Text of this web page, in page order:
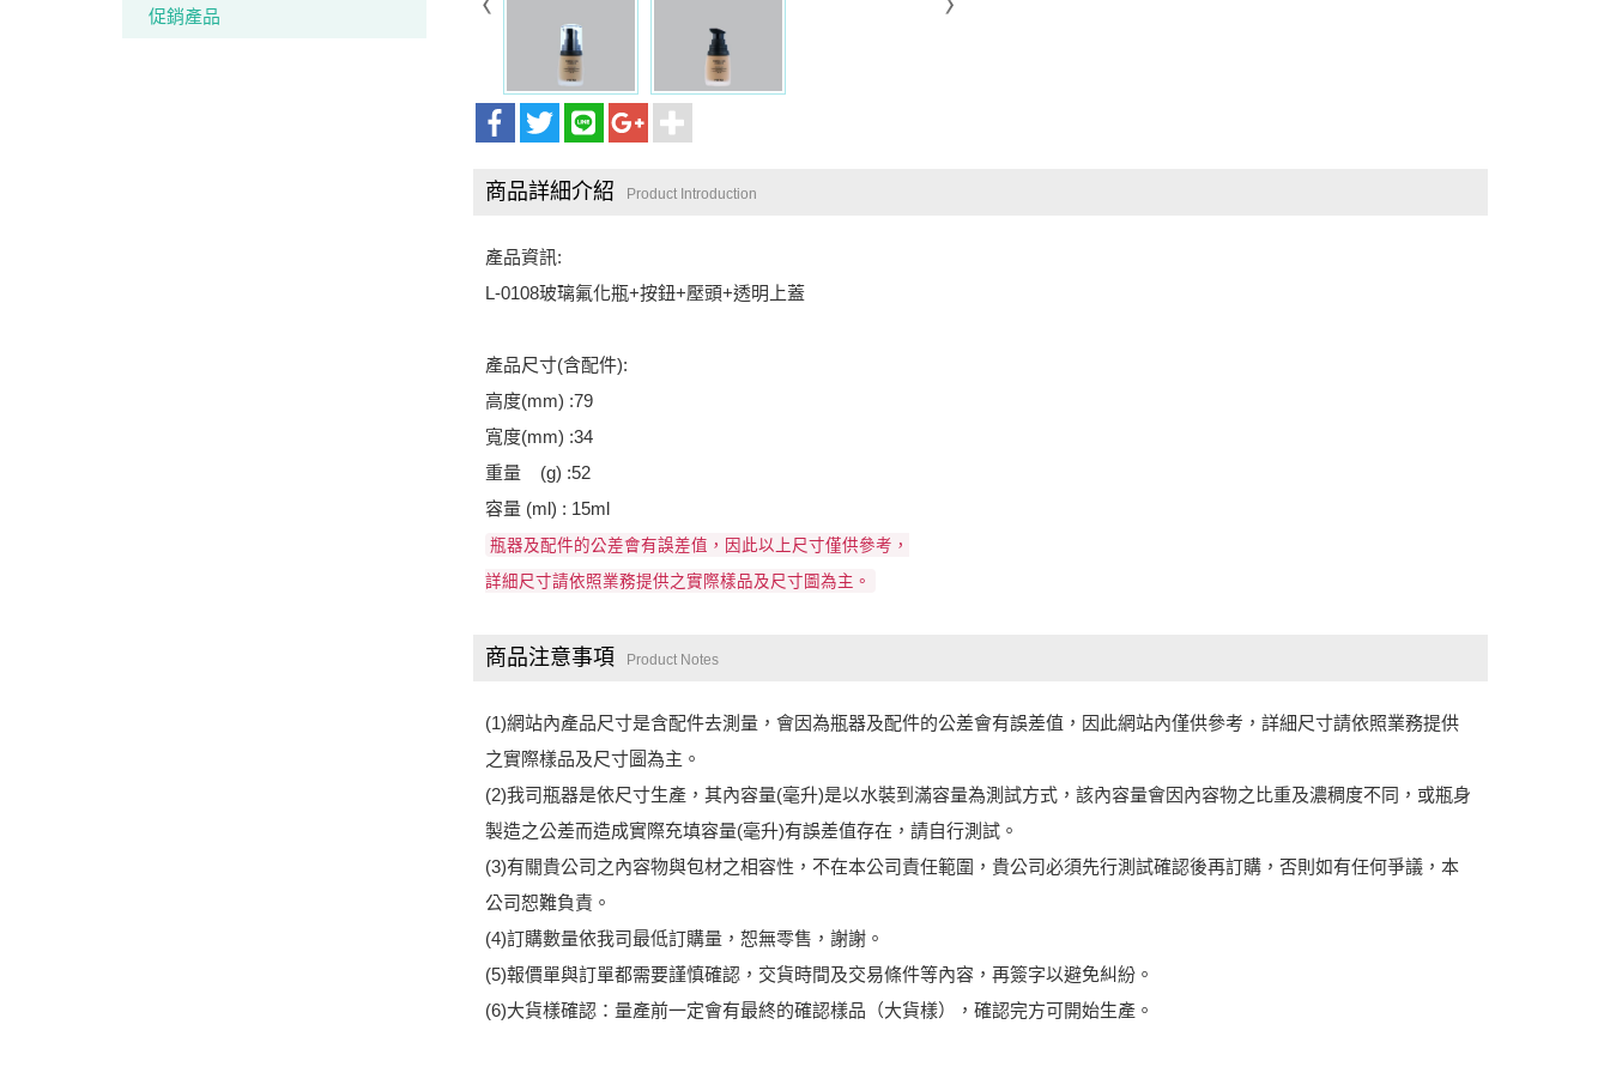
促銷產品
商品詳細介紹 Product Introduction
產品資訊:
L-0108玻璃氟化瓶+按鈕+壓頭+透明上蓋
產品尺寸(含配件):
高度(mm) :79
寬度(mm) :34
重量 (g) :52
容量 (ml) : 15ml
瓶器及配件的公差會有誤差值，因此以上尺寸僅供參考，
詳細尺寸請依照業務提供之實際樣品及尺寸圖為主。
商品注意事項 Product Notes
(1)網站內產品尺寸是含配件去測量，會因為瓶器及配件的公差會有誤差值，因此網站內僅供參考，詳細尺寸請依照業務提供
之實際樣品及尺寸圖為主。
(2)我司瓶器是依尺寸生產，其內容量(毫升)是以水裝到滿容量為測試方式，該內容量會因內容物之比重及濃稠度不同，或瓶身
製造之公差而造成實際充填容量(毫升)有誤差值存在，請自行測試。
(3)有關貴公司之內容物與包材之相容性，不在本公司責任範圍，貴公司必須先行測試確認後再訂購，否則如有任何爭議，本
公司恕難負責。
(4)訂購數量依我司最低訂購量，恕無零售，謝謝。
(5)報價單與訂單都需要謹慎確認，交貨時間及交易條件等內容，再簽字以避免糾紛。
(6)大貨樣確認：量產前一定會有最終的確認樣品（大貨樣），確認完方可開始生產。